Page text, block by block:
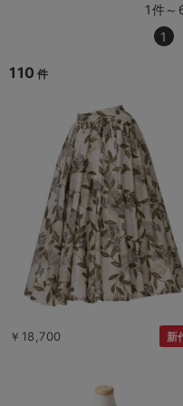
1件～
1
110 件
￥18,700 新